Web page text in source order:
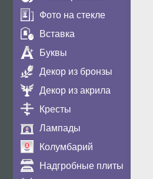
Фото на стекле
Вставка
Буквы
Декор из бронзы
Декор из акрила
Кресты
Лампады
Колумбарий
Надгробные плиты